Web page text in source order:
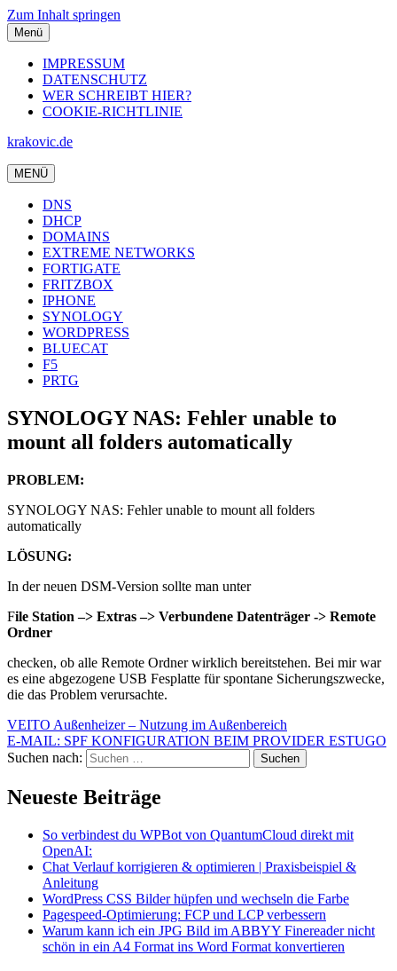
Zum Inhalt springen
Menü
IMPRESSUM
DATENSCHUTZ
WER SCHREIBT HIER?
COOKIE-RICHTLINIE
krakovic.de
MENÜ
DNS
DHCP
DOMAINS
EXTREME NETWORKS
FORTIGATE
FRITZBOX
IPHONE
SYNOLOGY
WORDPRESS
BLUECAT
F5
PRTG
SYNOLOGY NAS: Fehler unable to
mount all folders automatically
PROBLEM:
SYNOLOGY NAS: Fehler unable to mount all folders
automatically
LÖSUNG:
In der neuen DSM-Version sollte man unter
File Station –> Extras –> Verbundene Datenträger -> Remote
Ordner
checken, ob alle Remote Ordner wirklich bereitstehen. Bei mir war
es eine abgezogene USB Fesplatte für spontane Sicherungszwecke,
die das Problem verursachte.
VEITO Außenheizer – Nutzung im Außenbereich
E-MAIL: SPF KONFIGURATION BEIM PROVIDER ESTUGO
Suchen nach:
Neueste Beiträge
So verbindest du WPBot von QuantumCloud direkt mit
OpenAI:
Chat Verlauf korrigieren & optimieren | Praxisbeispiel &
Anleitung
WordPress CSS Bilder hüpfen und wechseln die Farbe
Pagespeed-Optimierung: FCP und LCP verbessern
Warum kann ich ein JPG Bild im ABBYY Finereader nicht
schön in ein A4 Format ins Word Format konvertieren